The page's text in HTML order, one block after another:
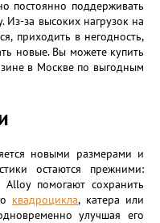
постоянно поддерживать
Из-за высоких нагрузок на
приходить в негодность,
новые. Вы можете купить
в Москве по выгодным
новыми размерами и
остаются прежними:
помогают сохранить
квадроцикла, катера или
улучшая его